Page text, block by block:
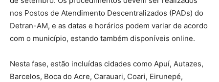
nos Postos de Atendimento Descentralizados (PADs) do
Detran-AM, e as datas e horários podem variar de acordo
com o município, estando também disponíveis online.
Nesta fase, estão incluídas cidades como Apuí, Autazes,
Barcelos, Boca do Acre, Carauari, Coari, Eirunepé,